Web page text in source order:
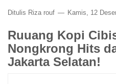
Ditulis Riza rouf Kamis, 12
Ruuang Kopi
Nongkrong Hits
Jakarta Selatan!